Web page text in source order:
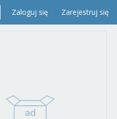
Zaloguj się Zarejestruj się